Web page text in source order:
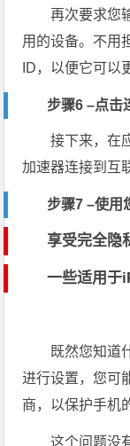
再次要求您
用的设备。不用
ID，以便它可以
步骤6 –点击
接下来，在
加速器连接到互
步骤7 –使用
享受完全隐
一些适用于
既然您知道
进行设置，您可
商，以保护手机
这个问题没